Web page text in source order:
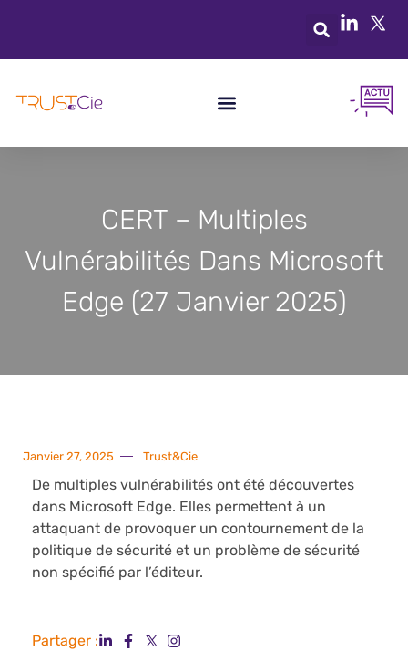
CERT – Multiples
Vulnérabilités Dans Microsoft
Edge (27 Janvier 2025)
Janvier 27, 2025 Trust&Cie
De multiples vulnérabilités ont été découvertes
dans Microsoft Edge. Elles permettent à un
attaquant de provoquer un contournement de la
politique de sécurité et un problème de sécurité
non spécifié par l’éditeur.
Partager :